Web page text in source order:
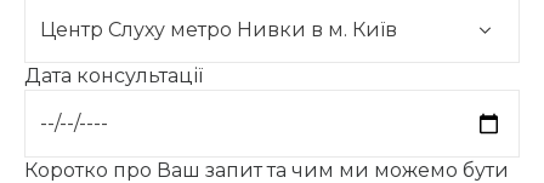
Дата консультації
Коротко про Ваш запит та чим ми можемо бути